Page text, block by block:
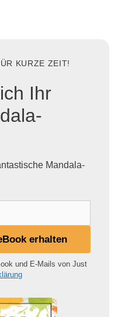
KURZE ZEIT!
Ihr
Mandala-
erhalten
und E-Mails von Just